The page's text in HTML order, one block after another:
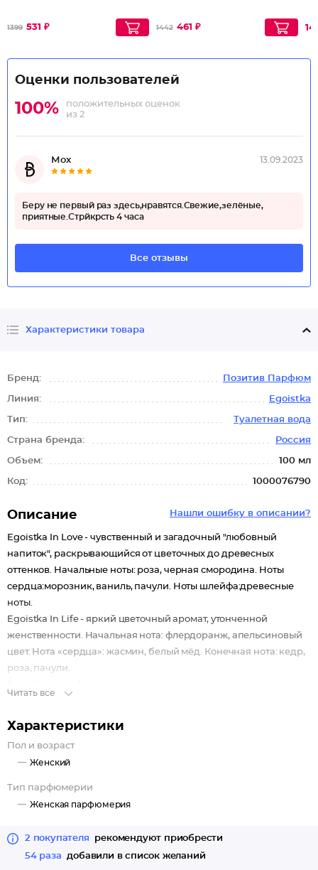
1399 531 ₽ 1442 461 ₽
Оценки пользователей
100%
положительных оценок
из 2
Мох 13.09.2023
Беру не первый раз здесь,нравятся.Свежие,зелёные,
приятные.Стрйкрсть 4 часа
Все отзывы
Характеристики товара
Бренд: Позитив Парфюм
Линия: Egoistka
Тип: Туалетная вода
Страна бренда: Россия
Объем: 100 мл
Код: 1000076790
Нашли ошибку в описании?
Описание
Egoistka In Love - чувственный и загадочный "любовный
напиток", раскрывающийся от цветочных до древесных
оттенков. Начальные ноты: роза, черная смородина. Ноты
сердца:морозник, ваниль, пачули. Ноты шлейфа:древесные
ноты.
Egoistka In Life - яркий цветочный аромат, утонченной
женственности. Начальная нота: флердоранж, апельсиновый
цвет. Нота «сердца»: жасмин, белый мёд. Конечная нота: кедр,
роза, пачули.
сердца: гелиотроп, жасмин, гибискус, болгарская роза;
Конечная нота: гималайский кедр, сандаловое дерево.
Egoistka In Shine - бесконечно женственный, воздушный,
легкий, весенне-летний аромат с яркими и свежими нотами
цветов и фруктов. Начальные ноты: юзу, лимон, мята и
яблоко; Конечная нота: амбра, сандал, белый кедр, ваниль и
Читать все
Характеристики
Пол и возраст
Женский
Тип парфюмерии
Женская парфюмерия
2 покупателя
рекомендуют приобрести
54 раза
добавили в список желаний